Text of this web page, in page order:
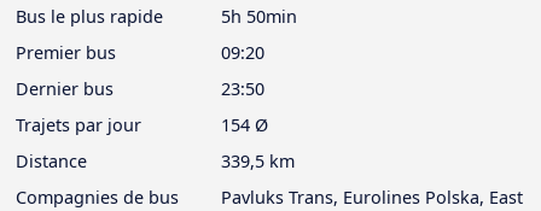
Bus le plus rapide
5h 50min
Premier bus
09:20
Dernier bus
23:50
Trajets par jour
154 Ø
Distance
339,5 km
Compagnies de bus
Pavluks Trans, Eurolines Polska, East